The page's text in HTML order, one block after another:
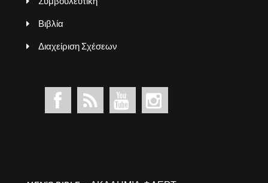
Βιβλία
Διαχείριση Σχέσεων